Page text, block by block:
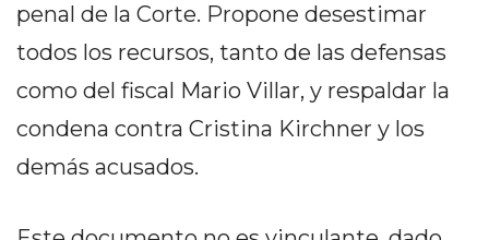
REPORTERO
DIARIO
DEPORTIVO
MEDIOS
PUBLICITÁ
penal de la Corte. Propone desestimar
todos los recursos, tanto de las defensas
como del fiscal Mario Villar, y respaldar la
condena contra Cristina Kirchner y los
demás acusados.